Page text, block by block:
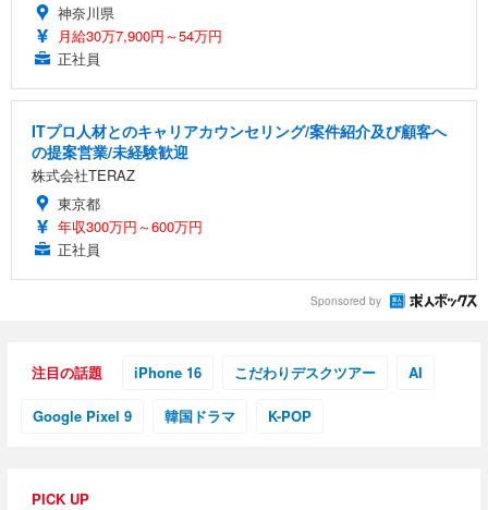
神奈川県
月給30万7,900円～54万円
正社員
ITプロ人材とのキャリアカウンセリング/案件紹介及び顧客へ
の提案営業/未経験歓迎
株式会社TERAZ
東京都
年収300万円～600万円
正社員
Sponsored by
注目の話題 iPhone 16 こだわりデスクツアー AI
Google Pixel 9 韓国ドラマ K-POP
PICK UP